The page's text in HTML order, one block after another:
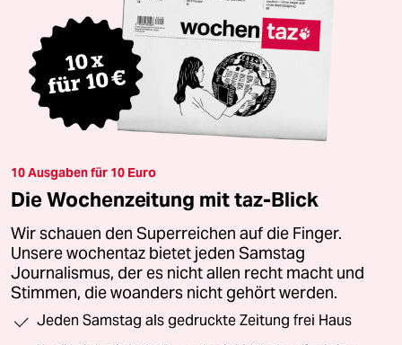
10 Ausgaben für 10 Euro
Die Wochenzeitung mit taz-Blick
Wir schauen den Superreichen auf die Finger.
Unsere wochentaz bietet jeden Samstag
Journalismus, der es nicht allen recht macht und
Stimmen, die woanders nicht gehört werden.
Jeden Samstag als gedruckte Zeitung frei Haus